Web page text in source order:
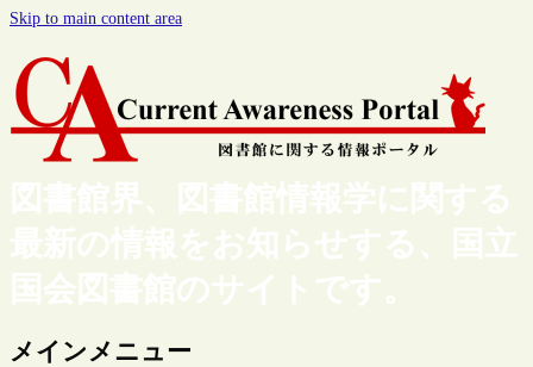
Skip to main content area
図書館界、図書館情報学に関する
最新の情報をお知らせする、国立
国会図書館のサイトです。
メインメニュー